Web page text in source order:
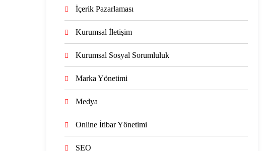
İçerik Pazarlaması
Kurumsal İletişim
Kurumsal Sosyal Sorumluluk
Marka Yönetimi
Medya
Online İtibar Yönetimi
SEO